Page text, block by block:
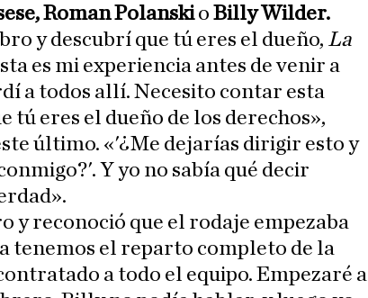
Roman Polanskio Billy Wilder.
y descubrí que tú eres el dueño, La
es mi experiencia antes de venir a
a todos allí. Necesito contar esta
tú eres el dueño de los derechos»,
último. «'¿Me dejarías dirigir esto y
Y yo no sabía qué decir
y reconoció que el rodaje empezaba
tenemos el reparto completo de la
a todo el equipo. Empezaré a